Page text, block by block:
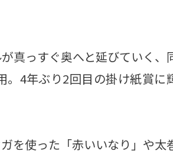
真っすぐ奥へと延びていく、
。4年ぶり2回目の掛け紙賞に
を使った「赤いいなり」や太